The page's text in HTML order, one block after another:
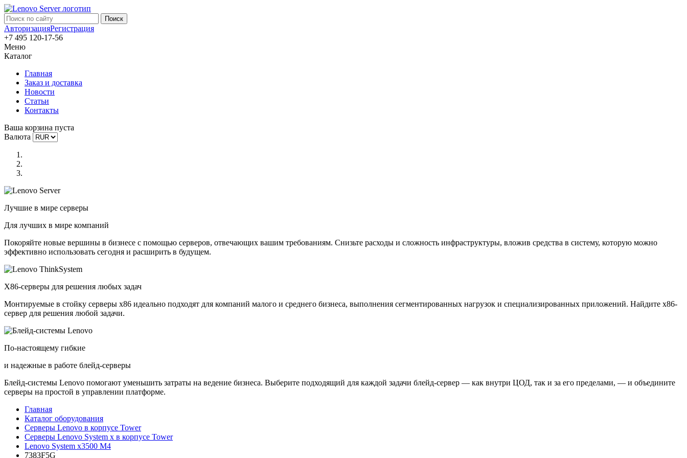
АвторизацияРегистрация
+7 495 120-17-56
Меню
Каталог
Главная
Заказ и доставка
Новости
Статьи
Контакты
Ваша корзина пуста
Валюта
Лучшие в мире серверы
Для лучших в мире компаний
Покоряйте новые вершины в бизнесе с помощью серверов, отвечающих вашим требованиям. Снизьте расходы и сложность инфраструктуры, вложив средства в систему, которую можно
эффективно использовать сегодня и расширить в будущем.
X86-серверы для решения любых задач
Монтируемые в стойку серверы x86 идеально подходят для компаний малого и среднего бизнеса, выполнения сегментированных нагрузок и специализированных приложений. Найдите x86-
сервер для решения любой задачи.
По-настоящему гибкие
и надежные в работе блейд-серверы
Блейд-системы Lenovo помогают уменьшить затраты на ведение бизнеса. Выберите подходящий для каждой задачи блейд-сервер — как внутри ЦОД, так и за его пределами, — и объедините
серверы на простой в управлении платформе.
Главная
Каталог оборудования
Серверы Lenovo в корпусе Tower
Серверы Lenovo System x в корпусе Tower
Lenovo System x3500 M4
7383F5G